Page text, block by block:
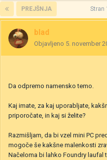
PREJŠNJA Stran
blad
Objavljeno 5. november
Da odpremo namensko temo.
Kaj imate, za kaj uporabljate,
priporočate, in kaj si želite?
Razmišljam, da bi vzel mini PC
mogoče še kakšne malenkosti
Načeloma bi lahko Foundry laufal